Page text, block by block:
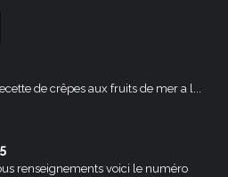
de crêpes aux fruits de mer a l...
renseignements voici le numéro